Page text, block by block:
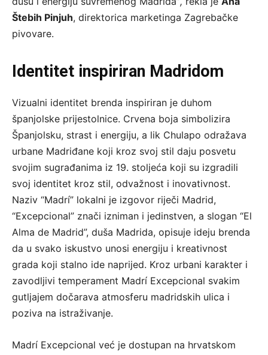
Štebih Pinjuh, direktorica marketinga Zagrebačke
pivovare.
Identitet inspiriran Madridom
Vizualni identitet brenda inspiriran je duhom
španjolske prijestolnice. Crvena boja simbolizira
Španjolsku, strast i energiju, a lik Chulapo odražava
urbane Madriđane koji kroz svoj stil daju posvetu
svojim sugrađanima iz 19. stoljeća koji su izgradili
svoj identitet kroz stil, odvažnost i inovativnost.
Naziv “Madrí” lokalni je izgovor riječi Madrid,
“Excepcional” znači izniman i jedinstven, a slogan “El
Alma de Madrid”, duša Madrida, opisuje ideju brenda
da u svako iskustvo unosi energiju i kreativnost
grada koji stalno ide naprijed. Kroz urbani karakter i
zavodljivi temperament Madrí Excepcional svakim
gutljajem dočarava atmosferu madridskih ulica i
poziva na istraživanje.
Madrí Excepcional već je dostupan na hrvatskom